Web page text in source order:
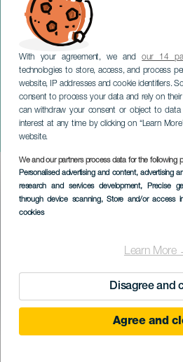
With your agreement, we andour 14
technologies to store, access, and process
website, IP addresses and cookie identifiers.
consent to process your data and rely on
can withdraw your consent or object to data
interest at any time by clicking on “Learn
website.
We and our partners process data for the following
Personalised advertising and content, advertising
research and services development, Precise
through device scanning, Store and/or access
cookies
Learn More
Disagree and
Agree and
Partielle
LA GRACIOSA
Imagen
Listado
12 August 2026